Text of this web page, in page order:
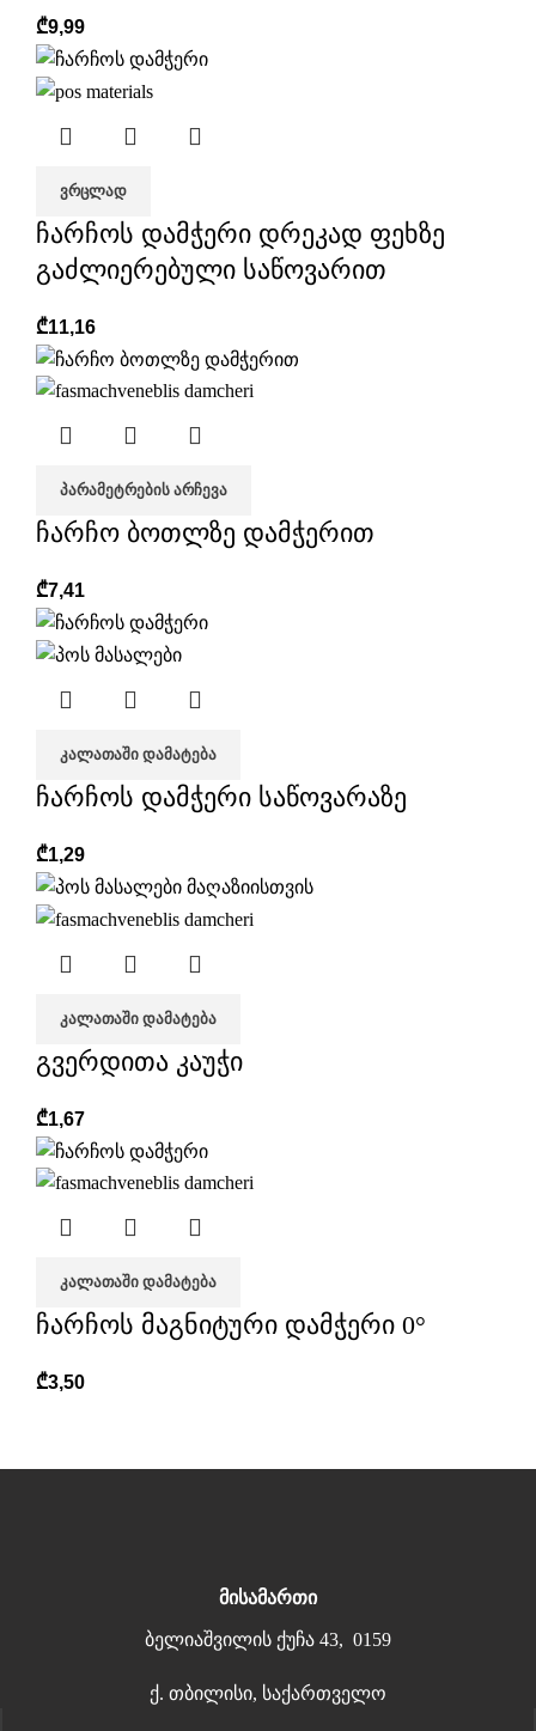
₾9,99
ᲕᲠᲪᲚᲐᲓ
ჩარჩოს დამჭერი დრეკად ფეხზე
გაძლიერებული საწოვარით
₾11,16
ᲞᲐᲠᲐᲛᲔᲢᲠᲔᲑᲘᲡ ᲐᲠᲩᲔᲕᲐ
ჩარჩო ბოთლზე დამჭერით
₾7,41
ᲙᲐᲚᲐᲗᲐᲨᲘ ᲓᲐᲛᲐᲢᲔᲑᲐ
ჩარჩოს დამჭერი საწოვარაზე
₾1,29
ᲙᲐᲚᲐᲗᲐᲨᲘ ᲓᲐᲛᲐᲢᲔᲑᲐ
გვერდითა კაუჭი
₾1,67
ᲙᲐᲚᲐᲗᲐᲨᲘ ᲓᲐᲛᲐᲢᲔᲑᲐ
ჩარჩოს მაგნიტური დამჭერი 0°
₾3,50
მისამართი
ბელიაშვილის ქუჩა 43, 0159
ქ. თბილისი, საქართველო